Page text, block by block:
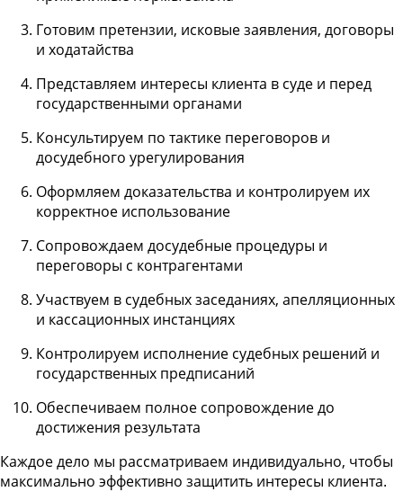
Готовим претензии, исковые заявления, договоры
и ходатайства
Представляем интересы клиента в суде и перед
государственными органами
Консультируем по тактике переговоров и
досудебного урегулирования
Оформляем доказательства и контролируем их
корректное использование
Сопровождаем досудебные процедуры и
переговоры с контрагентами
Участвуем в судебных заседаниях, апелляционных
и кассационных инстанциях
Контролируем исполнение судебных решений и
государственных предписаний
Обеспечиваем полное сопровождение до
достижения результата
Каждое дело мы рассматриваем индивидуально, чтобы
максимально эффективно защитить интересы клиента.